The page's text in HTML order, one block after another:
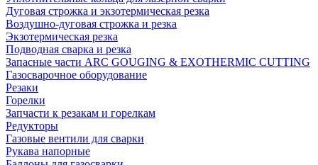
Дуговая строжка и экзотермическая резка
Воздушно-дуговая строжка и резка
Экзотермическая резка
Подводная сварка и резка
Запасные части ARC GOUGING & EXOTHERMIC CUTTING
Газосварочное оборудование
Резаки
Горелки
Запчасти к резакам и горелкам
Редукторы
Газовые вентили для сварки
Рукава напорные